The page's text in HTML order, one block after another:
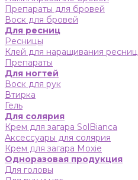
Препараты для бровей
Воск для бровей
Для ресниц
Ресницы
Клей для наращивания ресниц
Препараты
Для ногтей
Воск для рук
Втирка
Гель
Для солярия
Крем для загара SolBianca
Аксессуары для солярия
Крем для загара Moxie
Одноразовая продукция
Для головы